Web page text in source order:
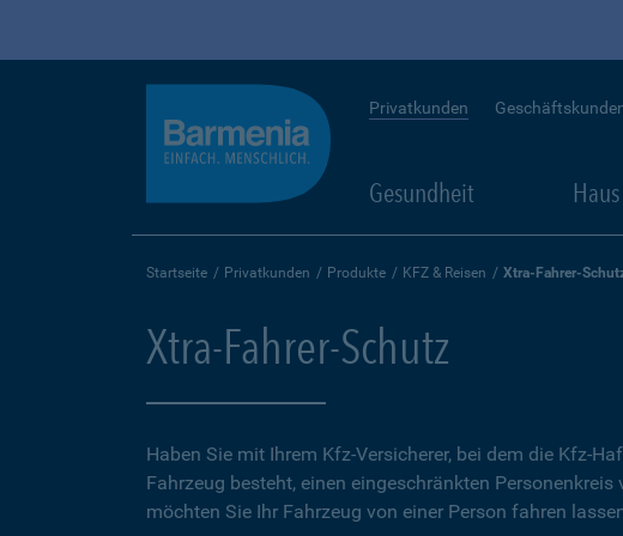
Privatkunden
Gesundheit
Startseite Privatkunden Produkte KFZ & Reisen Xtra-Fahrer-
Xtra-Fahrer-Schutz
Haben Sie mit Ihrem Kfz-Versicherer, bei dem die Kfz-
Fahrzeug besteht, einen eingeschränkten
möchten Sie Ihr Fahrzeug von einer Person fahren